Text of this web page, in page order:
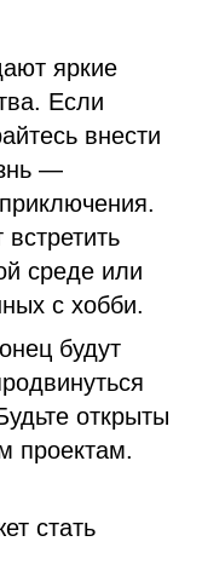
яркие
Если
внести
—
среде или
с хобби.
будут
открыты
проектам.
стать